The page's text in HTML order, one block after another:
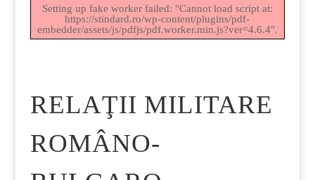
Setting up fake worker failed: "Cannot load script at:
https://stindard.ro/wp-content/plugins/pdf-
embedder/assets/js/pdfjs/pdf.worker.min.js?ver=4.6.4".
RELAŢII MILITARE
ROMÂNO-